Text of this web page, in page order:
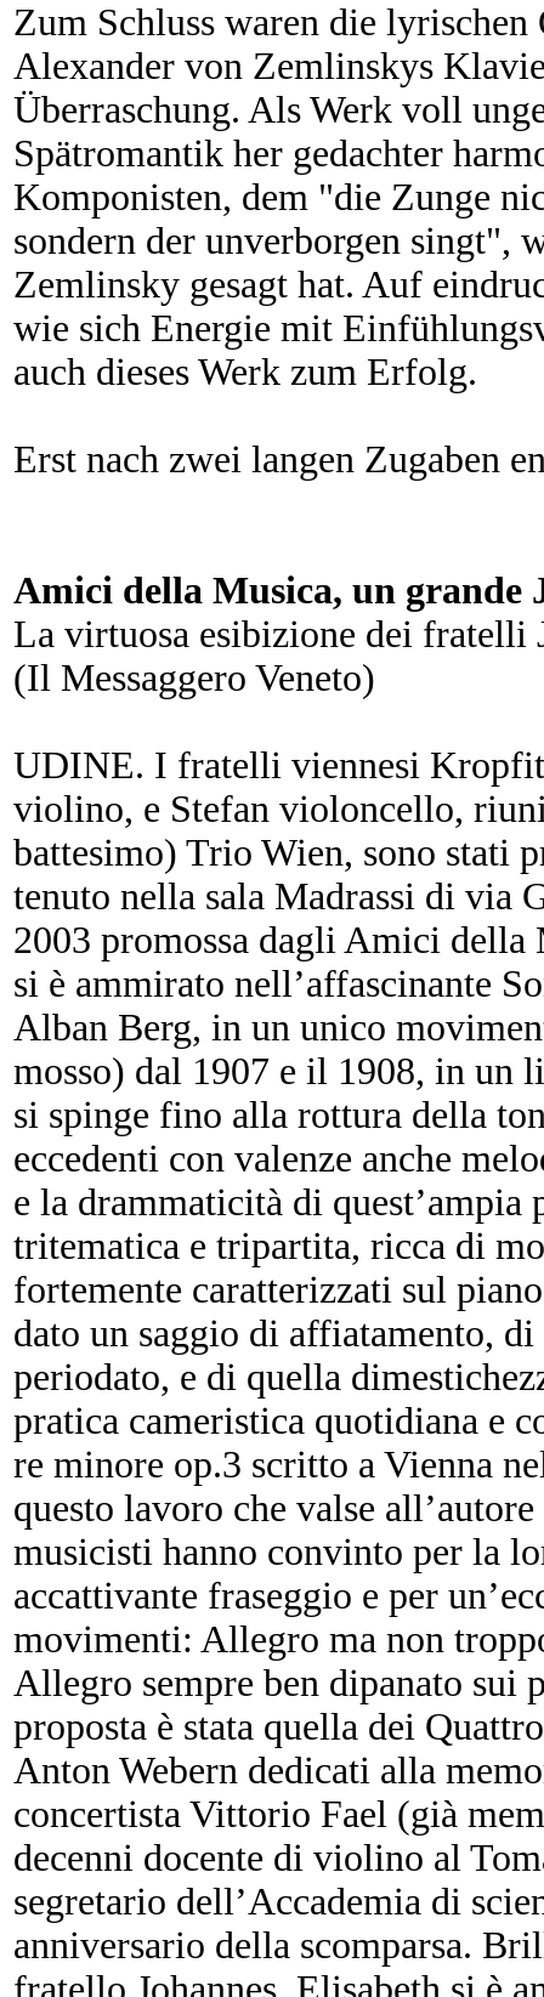
Zum Schluss waren die
Alexander von Zemlinskys
Überraschung. Als Werk voll
Spätromantik her gedachter
Komponisten, dem "die Zunge
sondern der unverborgen singt",
Zemlinsky gesagt hat. Auf
wie sich Energie mit
auch dieses Werk zum Erfolg.
Erst nach zwei langen Zugaben
Amici della Musica, un grande
La virtuosa esibizione dei fratelli
(Il Messaggero Veneto)
UDINE. I fratelli viennesi
violino, e Stefan violoncello,
battesimo) Trio Wien, sono stati
tenuto nella sala Madrassi di via
2003 promossa dagli Amici della
si è ammirato nell’affascinante
Alban Berg, in un unico
mosso) dal 1907 e il 1908, in un
si spinge fino alla rottura della
eccedenti con valenze anche
e la drammaticità di quest’ampia
tritematica e tripartita, ricca di
fortemente caratterizzati sul
dato un saggio di affiatamento,
periodato, e di quella
pratica cameristica quotidiana e
re minore op.3 scritto a Vienna
questo lavoro che valse
musicisti hanno convinto per la
accattivante fraseggio e per
movimenti: Allegro ma non
Allegro sempre ben dipanato sui
proposta è stata quella dei
Anton Webern dedicati alla
concertista Vittorio Fael (già
decenni docente di violino al
segretario dell’Accademia di
anniversario della scomparsa.